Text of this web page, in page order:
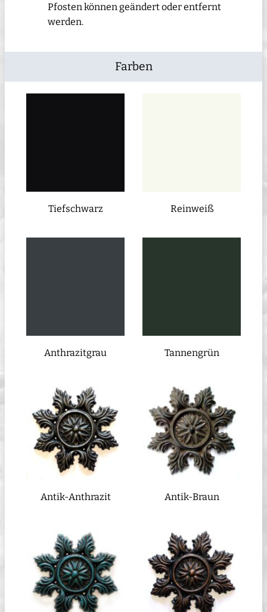
Pfosten können geändert oder entfernt
werden.
Farben
Tiefschwarz Reinweiß
Anthrazitgrau Tannengrün
Antik-Anthrazit Antik-Braun